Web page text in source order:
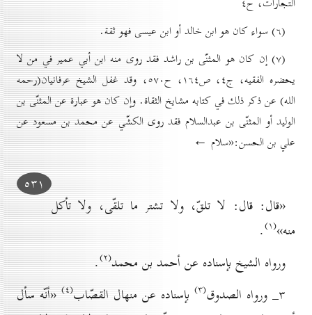
(٦) سواء كان هو ابن خالد أو ابن عيسى فهو ثقة.
(۷) إن كان هو المثنّى بن راشد فقد روى منه ابن أبي عمير في من لا
يحضره الفقيه، ج٤، ص۱٦٤، ح٥۷٠، وقد غفل الشيخ عرفانيان(رحمه
الله) عن ذكر ذلك في كتابه مشايخ الثقاة. وإن كان هو عبارة عن المثنّى بن
الوليد أو المثنّى بن عبدالسلام فقد روى الكشّي عن محمد بن مسعود عن
علي بن الحسن:«سلام ←
٥۳۱
«قال: قال: لا تلقّ، ولا تشتر ما تلقّى، ولا تأكل
منه»(۱) .
ورواه الشيخ بإسناده عن أحمد بن محمد(۲) .
۳_ ورواه الصدوق
(۳) بإسناده عن منهال القصّاب(٤)
«أنّه سأل